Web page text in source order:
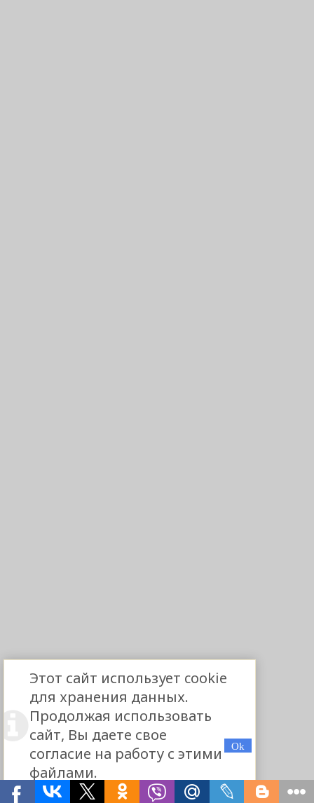
Этот сайт использует cookie
для хранения данных.
Продолжая использовать
сайт, Вы даете свое
согласие на работу с этими
файлами.